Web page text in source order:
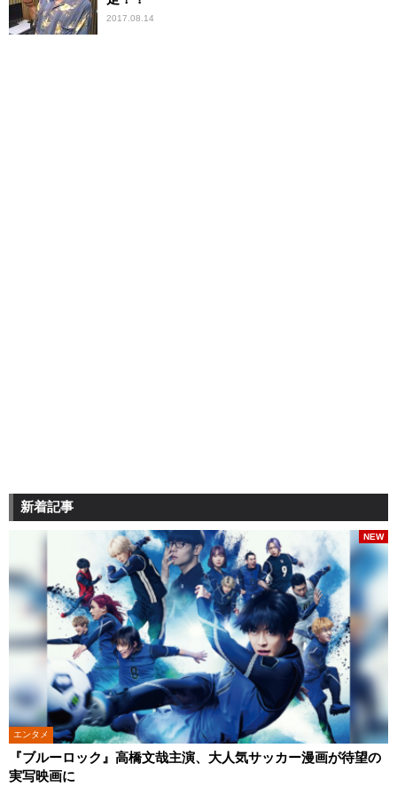
2017.08.14
新着記事
エンタメ
『ブルーロック』高橋文哉主演、大人気サッカー漫画が待望の
実写映画に
NEW